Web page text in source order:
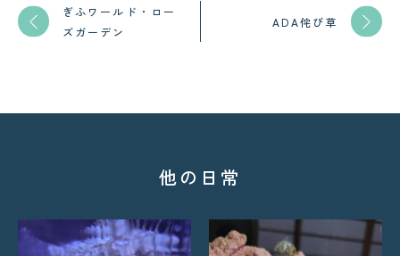
ぎふワールド・ロー
ズガーデン
ADA侘び草
他の日常